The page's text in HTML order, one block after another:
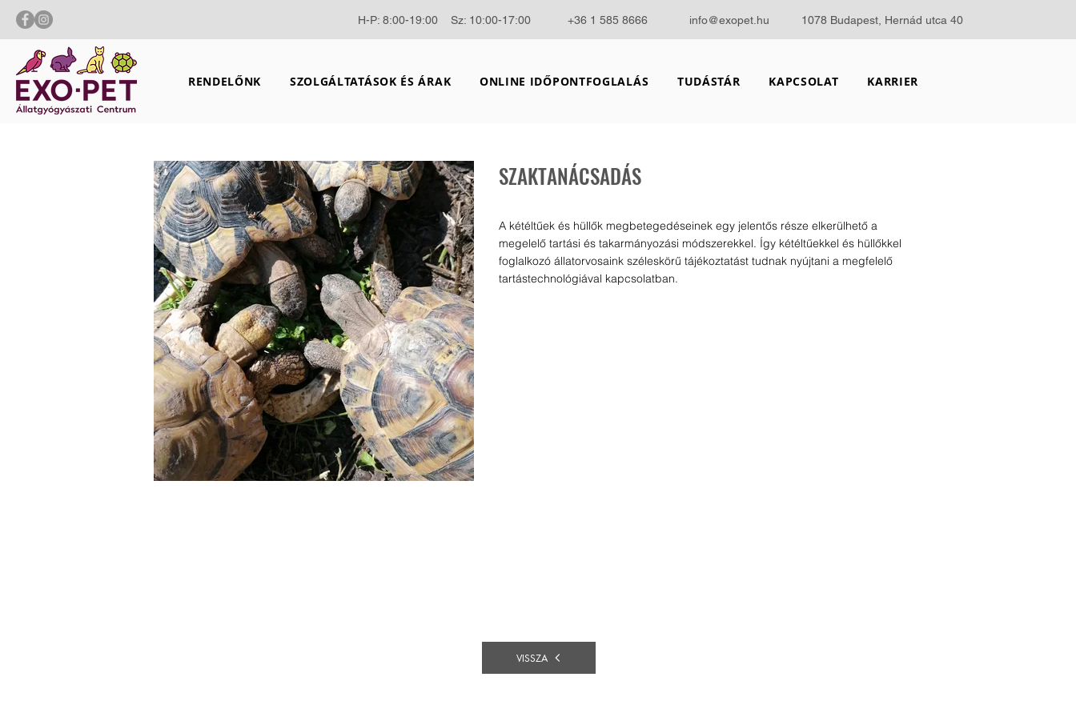
H-P: 8:00-19:00 Sz: 10:00-17:00 +36 1 585 8666 info@exopet.hu 1078 Budapest, Hernád utca 40
RENDELŐNK SZOLGÁLTATÁSOK ÉS ÁRAK ONLINE IDŐPONTFOGLALÁS TUDÁSTÁR KAPCSOLAT KARRIER
SZAKTANÁCSADÁS
A kétéltűek és hüllők megbetegedéseinek egy jelentős része elkerülhető a
megelelő tartási és takarmányozási módszerekkel. Így kétéltűekkel és hüllőkkel
foglalkozó állatorvosaink széleskörű tájékoztatást tudnak nyújtani a megfelelő
tartástechnológiával kapcsolatban.
VISSZA